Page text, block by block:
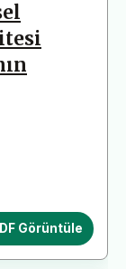
Görüntüle